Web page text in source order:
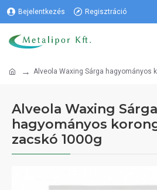
Bejelentkezés Regisztráció
Alveola Waxing Sárga hagyományos
Alveola Waxing Sárga
hagyományos
zacskó 1000g